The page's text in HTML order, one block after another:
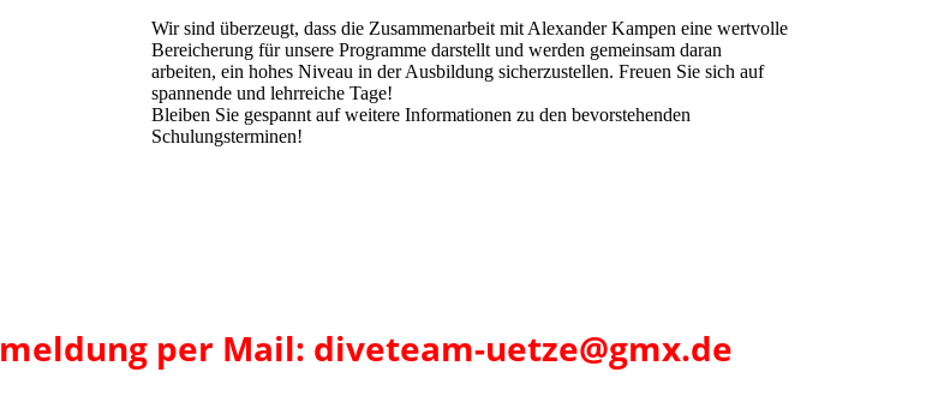
Wir sind überzeugt, dass die Zusammenarbeit mit Alexander Kampen eine wertvolle
Bereicherung für unsere Programme darstellt und werden gemeinsam daran
arbeiten, ein hohes Niveau in der Ausbildung sicherzustellen. Freuen Sie sich auf
spannende und lehrreiche Tage!
Bleiben Sie gespannt auf weitere Informationen zu den bevorstehenden
Schulungsterminen!
per Mail: diveteam-uetze@gmx.de